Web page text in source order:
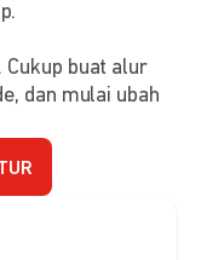
Cukup buat alur
dan mulai ubah